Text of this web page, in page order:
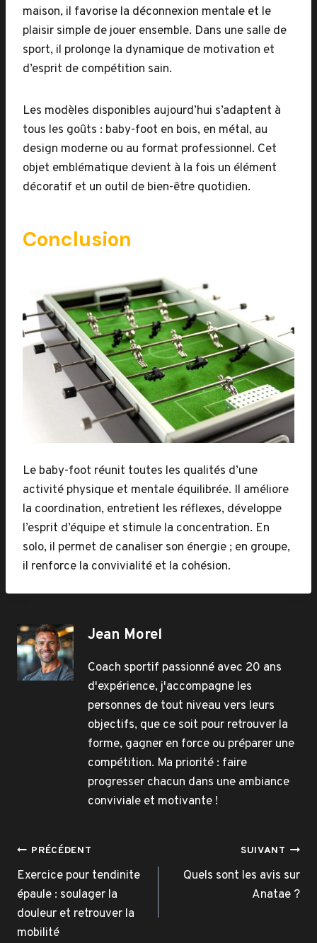
maison, il favorise la déconnexion mentale et le
plaisir simple de jouer ensemble. Dans une salle de
sport, il prolonge la dynamique de motivation et
d’esprit de compétition sain.
Les modèles disponibles aujourd’hui s’adaptent à
tous les goûts : baby-foot en bois, en métal, au
design moderne ou au format professionnel. Cet
objet emblématique devient à la fois un élément
décoratif et un outil de bien-être quotidien.
Conclusion
Le baby-foot réunit toutes les qualités d’une
activité physique et mentale équilibrée. Il améliore
la coordination, entretient les réflexes, développe
l’esprit d’équipe et stimule la concentration. En
solo, il permet de canaliser son énergie ; en groupe,
il renforce la convivialité et la cohésion.
Jean Morel
Coach sportif passionné avec 20 ans
d'expérience, j'accompagne les
personnes de tout niveau vers leurs
objectifs, que ce soit pour retrouver la
forme, gagner en force ou préparer une
compétition. Ma priorité : faire
progresser chacun dans une ambiance
conviviale et motivante !
Navigation
de
l’article
PRÉCÉDENT
Exercice pour tendinite
épaule : soulager la
douleur et retrouver la
mobilité
SUIVANT
Quels sont les avis sur
Anatae ?